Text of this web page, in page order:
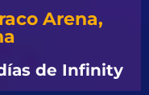
Arena,
de Infinity